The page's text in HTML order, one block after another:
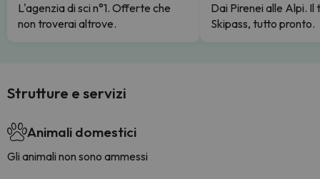
L'agenzia di sci n°1. Offerte che
non troverai altrove.
Dai Pirenei alle Alpi. Il
Skipass, tutto pronto.
Strutture e servizi
Animali domestici
Gli animali non sono ammessi